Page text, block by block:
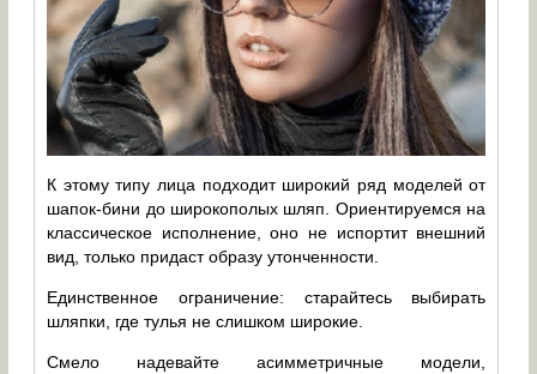
К этому типу лица подходит широкий ряд моделей от
шапок-бини до широкополых шляп. Ориентируемся на
классическое исполнение, оно не испортит внешний
вид, только придаст образу утонченности.
Единственное ограничение: старайтесь выбирать
шляпки, где тулья не слишком широкие.
Смело надевайте асимметричные модели,